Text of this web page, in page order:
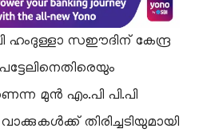
ഹംദുള്ളാ സഈദിന് കേന്ദ്ര
മുൻ എം.പി പി.പി
തിരിച്ചടിയുമായി